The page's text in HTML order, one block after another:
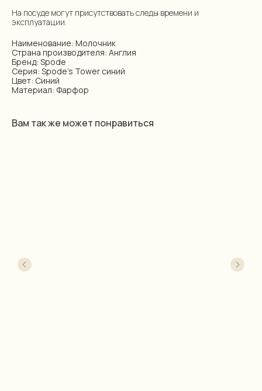
На посуде могут присутствовать следы времени и
эксплуатации.
Наименование: Молочник
Страна производителя: Англия
Бренд: Spode
Серия: Spode's Tower синий
Цвет: Синий
Материал: Фарфор
Вам так же может понравиться